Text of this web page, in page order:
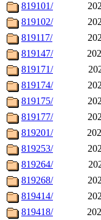
819101/
819102/
819117/
819147/
819171/
819174/
819175/
819177/
819201/
819253/
819264/
819268/
819414/
819418/